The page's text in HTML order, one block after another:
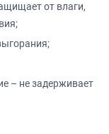
от влаги,
– не задерживает